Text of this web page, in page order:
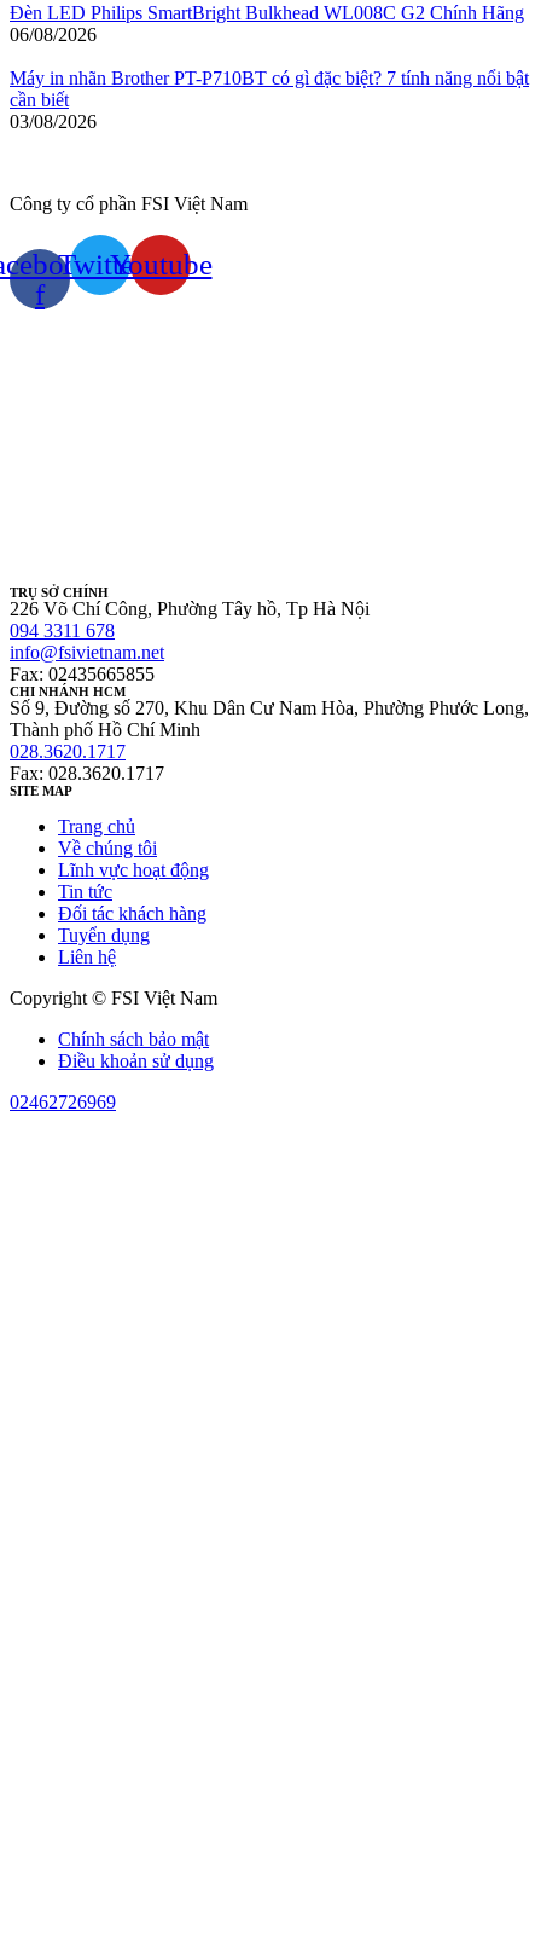
Đèn LED Philips SmartBright Bulkhead WL008C G2 Chính Hãng
06/08/2026
Máy in nhãn Brother PT-P710BT có gì đặc biệt? 7 tính năng nổi bật
cần biết
03/08/2026
Công ty cổ phần FSI Việt Nam
f
TwitterYoutube
TRỤ SỞ CHÍNH
226 Võ Chí Công, Phường Tây hồ, Tp Hà Nội
094 3311 678
info@fsivietnam.net
Fax: 02435665855
CHI NHÁNH HCM
Số 9, Đường số 270, Khu Dân Cư Nam Hòa, Phường Phước Long,
Thành phố Hồ Chí Minh
028.3620.1717
Fax: 028.3620.1717
SITE MAP
Trang chủ
Về chúng tôi
Lĩnh vực hoạt động
Tin tức
Đối tác khách hàng
Tuyển dụng
Liên hệ
Copyright © FSI Việt Nam
Chính sách bảo mật
Điều khoản sử dụng
02462726969